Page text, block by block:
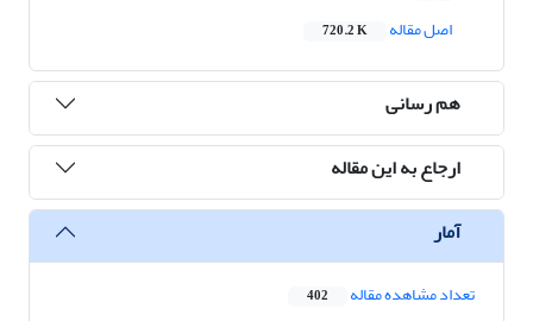
اصل مقاله
720.2 K
هم رسانی
ارجاع به این مقاله
آمار
تعداد مشاهده مقاله 402